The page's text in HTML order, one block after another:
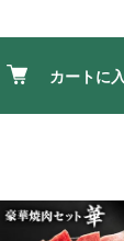
カートに